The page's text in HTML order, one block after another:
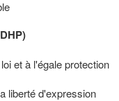
et à l'égale protection
liberté d'expression